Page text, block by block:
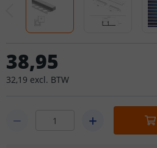
38,95
32,19 excl. BTW